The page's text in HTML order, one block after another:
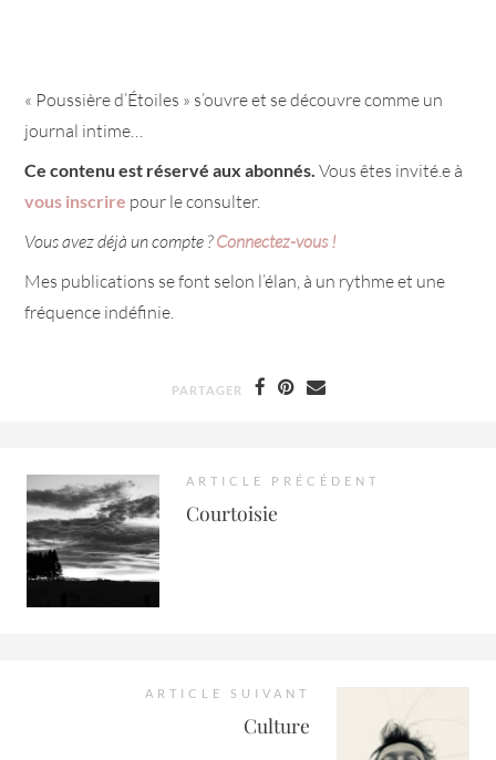
« Poussière d’Étoiles » s’ouvre et se découvre comme un
journal intime…
Ce contenu est réservé aux abonnés. Vous êtes invité.e à
vous inscrire pour le consulter.
Vous avez déjà un compte ?Connectez-vous !
Mes publications se font selon l’élan, à un rythme et une
fréquence indéfinie.
PARTAGER
ARTICLE PRÉCÉDENT
Courtoisie
ARTICLE SUIVANT
Culture